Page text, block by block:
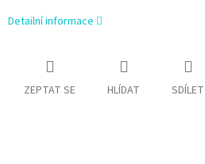
Detailní informace
ZEPTAT SE HLÍDAT SDÍLET